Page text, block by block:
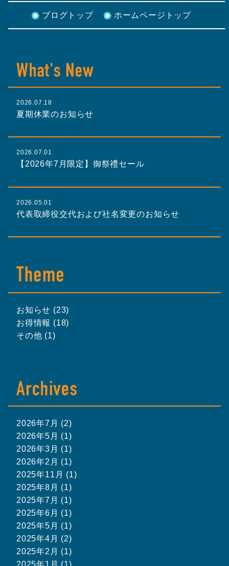
ブログトップ ホームページトップ
2026.07.18
夏期休業のお知らせ
2026.07.01
【2026年7月限定】御祭禮セール
2026.05.01
代表取締役交代および社名変更のお知らせ
お知らせ (23)
お得情報 (18)
その他 (1)
2026年7月 (2)
2026年5月 (1)
2026年3月 (1)
2026年2月 (1)
2025年11月 (1)
2025年8月 (1)
2025年7月 (1)
2025年6月 (1)
2025年5月 (1)
2025年4月 (2)
2025年2月 (1)
2025年1月 (1)